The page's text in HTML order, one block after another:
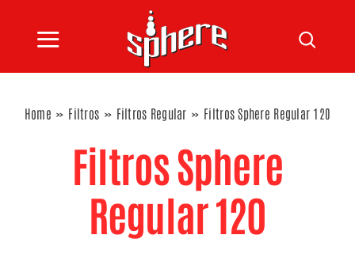
Toggle
INICIO
CATÁLOGO
SPHERE
Home Filtros Filtros Regular Filtros Sphere Regular 120
Filtros Sphere
Regular 120